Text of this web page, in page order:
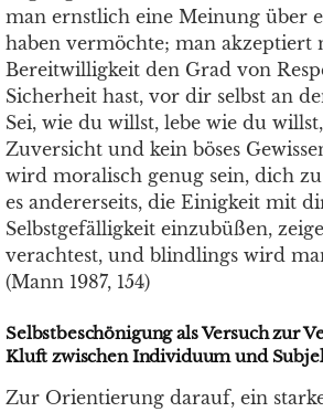
man ernstlich eine Meinung über
haben vermöchte; man akzeptiert
Bereitwilligkeit den Grad von
Sicherheit hast, vor dir selbst an
Sei, wie du willst, lebe wie du
Zuversicht und kein böses
wird moralisch genug sein, dich
es andererseits, die Einigkeit mit
Selbstgefälligkeit einzubüßen,
verachtest, und blindlings wird
(Mann 1987, 154)
Selbstbeschönigung als Versuch zur
Kluft zwischen Individuum und
Zur Orientierung darauf, ein